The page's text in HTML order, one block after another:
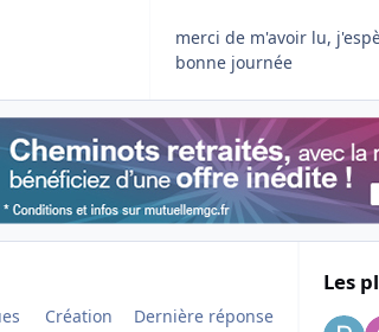
merci de m'avoir lu,
bonne journée
Création Dernière réponse
Les